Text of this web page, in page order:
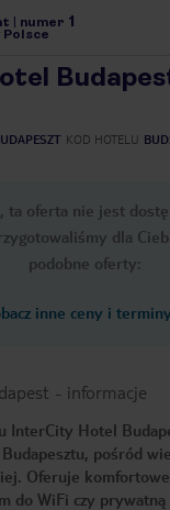
numer 1
Polsce
KOD HOTELU
ta oferta nie jest
dla
podobne oferty:
inne ceny i terminy
- informacje
InterCity Hotel
Budapesztu, pośród
Oferuje
do WiFi czy prywatną